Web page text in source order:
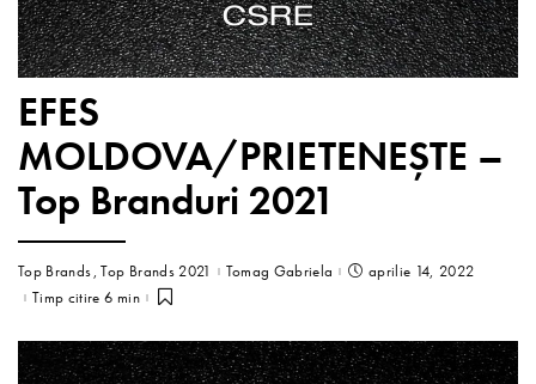
EFES
MOLDOVA/PRIETENEȘTE –
Top Branduri 2021
Top Brands Top Brands 2021 Tomag Gabriela
aprilie 14, 2022
Timp citire 6 min